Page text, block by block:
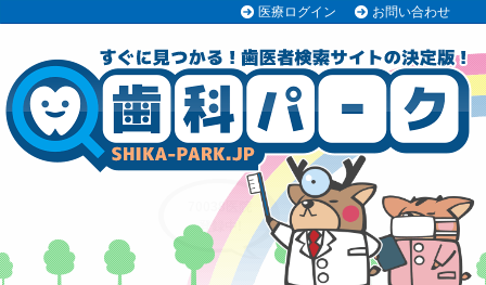
医療ログイン お問い合わせ
70038医院
登録中!